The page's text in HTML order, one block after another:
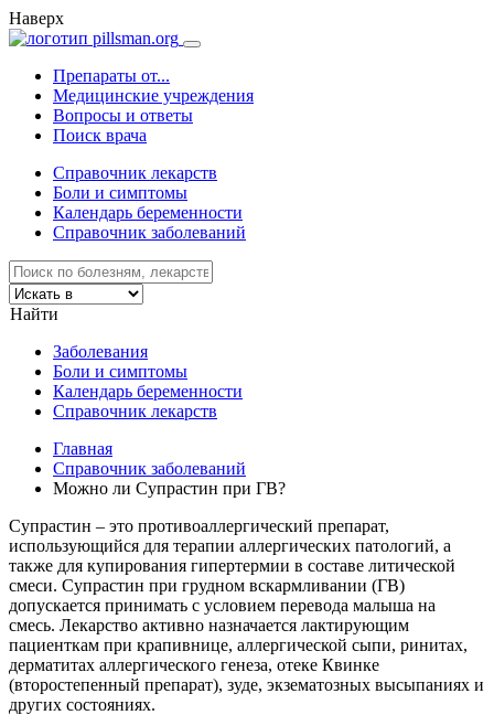
Наверх
Препараты от...
Медицинские учреждения
Вопросы и ответы
Поиск врача
Справочник лекарств
Боли и симптомы
Календарь беременности
Справочник заболеваний
Найти
Заболевания
Боли и симптомы
Календарь беременности
Справочник лекарств
Главная
Справочник заболеваний
Можно ли Супрастин при ГВ?
Супрастин – это противоаллергический препарат,
использующийся для терапии аллергических патологий, а
также для купирования гипертермии в составе литической
смеси. Супрастин при грудном вскармливании (ГВ)
допускается принимать с условием перевода малыша на
смесь. Лекарство активно назначается лактирующим
пациенткам при крапивнице, аллергической сыпи, ринитах,
дерматитах аллергического генеза, отеке Квинке
(второстепенный препарат), зуде, экзематозных высыпаниях и
других состояниях.